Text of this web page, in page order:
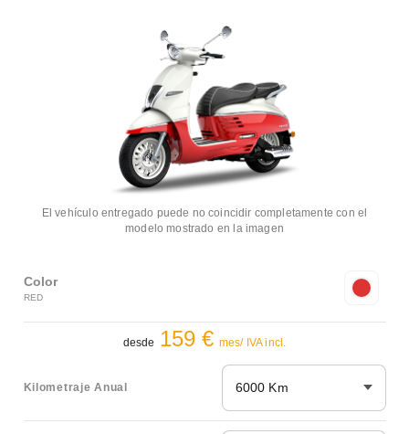
El vehículo entregado puede no coincidir completamente con el
modelo mostrado en la imagen
Color
RED
desde 159 € mes/ IVA incl.
Kilometraje Anual 6000 Km